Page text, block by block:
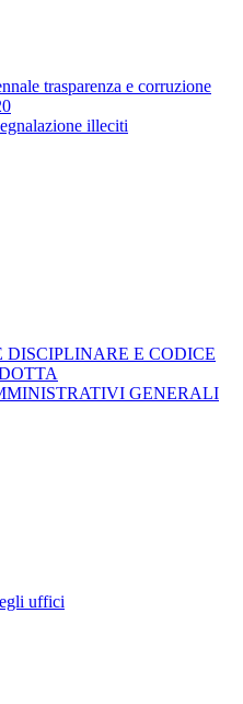
trasparenza e corruzione
illeciti
DISCIPLINARE E CODICE
GENERALI
uffici